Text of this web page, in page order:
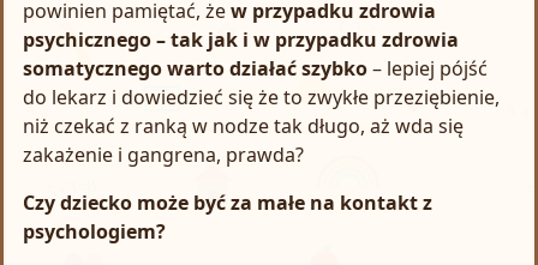
powinien pamiętać, żew przypadku zdrowia
psychicznego – tak jak i w przypadku zdrowia
somatycznego warto działać szybko– lepiej pójść
do lekarz i dowiedzieć się że to zwykłe przeziębienie,
niż czekać z ranką w nodze tak długo, aż wda się
zakażenie i gangrena, prawda?
Czy dziecko może być za małe na kontakt z
psychologiem?